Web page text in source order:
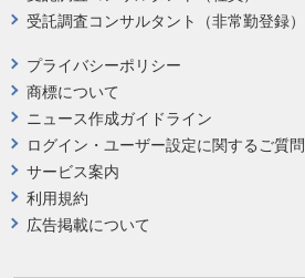
プライバシーポリシー
商標について
ニュース作成ガイドライン
ログイン・ユーザー設定に関するご質問
サービス案内
利用規約
広告掲載について
受託調査コンサルタント（非常勤登録）